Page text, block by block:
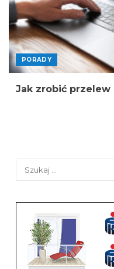
PORADY
Jak zrobić